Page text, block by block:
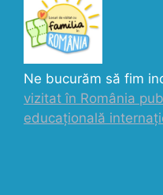
Ne bucurăm să fim
vizitat în România
educațională